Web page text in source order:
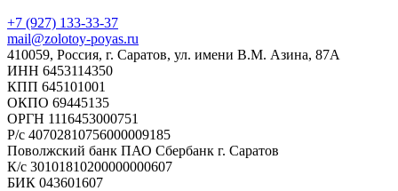
+7 (927) 133-33-37
mail@zolotoy-poyas.ru
410059, Россия, г. Саратов, ул. имени В.М. Азина, 87А
ИНН 6453114350
КПП 645101001
ОКПО 69445135
ОРГН 1116453000751
Р/с 40702810756000009185
Поволжский банк ПАО Сбербанк г. Саратов
К/с 30101810200000000607
БИК 043601607